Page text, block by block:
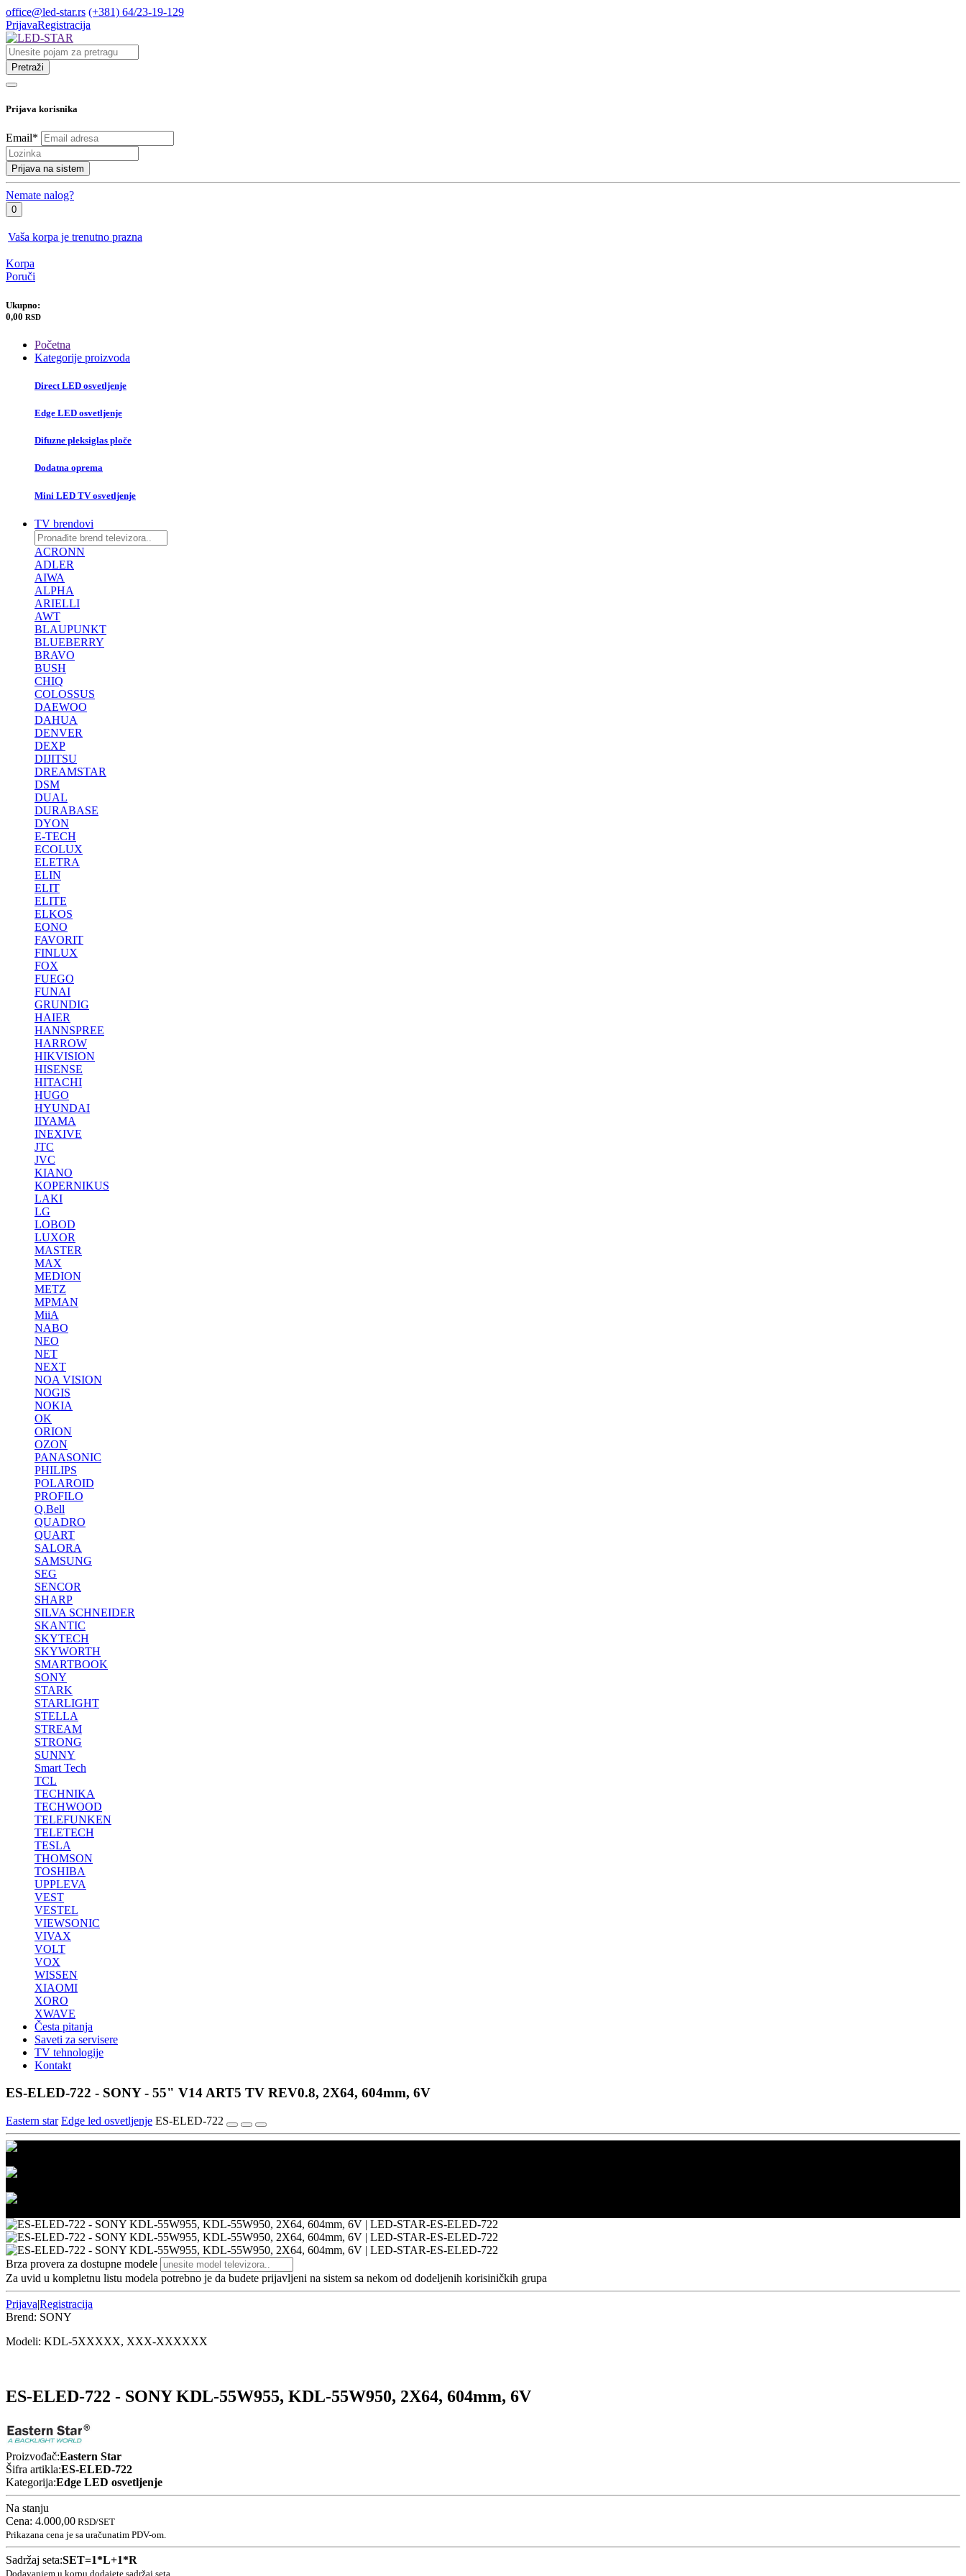
office@led-star.rs (+381) 64/23-19-129
PrijavaRegistracija
Pretraži
Prijava korisnika
Email*
Prijava na sistem
Nemate nalog?
0
Vaša korpa je trenutno prazna
Korpa
Poruči
Ukupno:
0,00 RSD
Početna
Kategorije proizvoda
Direct LED osvetljenje
Edge LED osvetljenje
Difuzne pleksiglas ploče
Dodatna oprema
Mini LED TV osvetljenje
TV brendovi
ACRONN
ADLER
AIWA
ALPHA
ARIELLI
AWT
BLAUPUNKT
BLUEBERRY
BRAVO
BUSH
CHIQ
COLOSSUS
DAEWOO
DAHUA
DENVER
DEXP
DIJITSU
DREAMSTAR
DSM
DUAL
DURABASE
DYON
E-TECH
ECOLUX
ELETRA
ELIN
ELIT
ELITE
ELKOS
EONO
FAVORIT
FINLUX
FOX
FUEGO
FUNAI
GRUNDIG
HAIER
HANNSPREE
HARROW
HIKVISION
HISENSE
HITACHI
HUGO
HYUNDAI
IIYAMA
INEXIVE
JTC
JVC
KIANO
KOPERNIKUS
LAKI
LG
LOBOD
LUXOR
MASTER
MAX
MEDION
METZ
MPMAN
MiiA
NABO
NEO
NET
NEXT
NOA VISION
NOGIS
NOKIA
OK
ORION
OZON
PANASONIC
PHILIPS
POLAROID
PROFILO
Q.Bell
QUADRO
QUART
SALORA
SAMSUNG
SEG
SENCOR
SHARP
SILVA SCHNEIDER
SKANTIC
SKYTECH
SKYWORTH
SMARTBOOK
SONY
STARK
STARLIGHT
STELLA
STREAM
STRONG
SUNNY
Smart Tech
TCL
TECHNIKA
TECHWOOD
TELEFUNKEN
TELETECH
TESLA
THOMSON
TOSHIBA
UPPLEVA
VEST
VESTEL
VIEWSONIC
VIVAX
VOLT
VOX
WISSEN
XIAOMI
XORO
XWAVE
Česta pitanja
Saveti za servisere
TV tehnologije
Kontakt
ES-ELED-722 - SONY - 55" V14 ART5 TV REV0.8, 2X64, 604mm, 6V
Eastern star Edge led osvetljenje ES-ELED-722
Brza provera za dostupne modele
Za uvid u kompletnu listu modela potrebno je da budete prijavljeni na sistem sa nekom od dodeljenih korisiničkih grupa
Prijava|Registracija
Brend: SONY
Modeli: KDL-5XXXXX, XXX-XXXXXX
ES-ELED-722 - SONY KDL-55W955, KDL-55W950, 2X64, 604mm, 6V
Proizvođač:Eastern Star
Šifra artikla:ES-ELED-722
Kategorija:Edge LED osvetljenje
Na stanju
Cena: 4.000,00 RSD/SET
Prikazana cena je sa uračunatim PDV-om.
Sadržaj seta:SET=1*L+1*R
Dodavanjem u korpu dodajete sadržaj seta